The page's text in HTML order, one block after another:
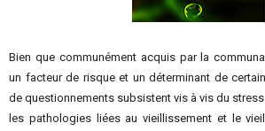
Bien que communément acquis par la
un facteur de risque et un déterminant de
de questionnements subsistent vis à vis du
les pathologies liées au vieillissement et le